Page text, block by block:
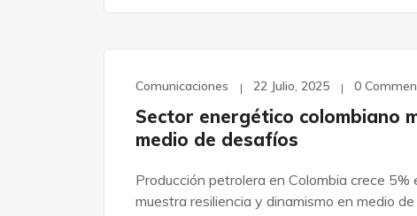
Comunicaciones 22 Julio, 2025 0
Sector energético colombiano
medio de desafíos
Producción petrolera en Colombia crece
muestra resiliencia y dinamismo en medio